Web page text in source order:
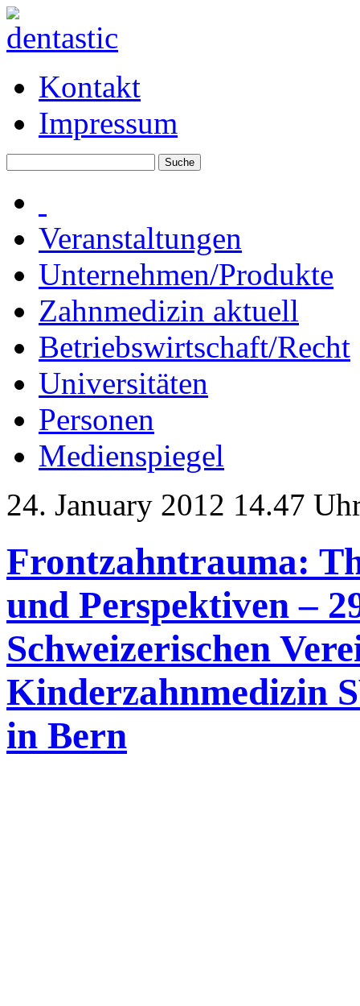
Kontakt
Impressum
Veranstaltungen
Unternehmen/Produkte
Zahnmedizin aktuell
Betriebswirtschaft/Recht
Universitäten
Personen
Medienspiegel
24. January 2012 14.47
Frontzahntrauma:
und Perspektiven –
Schweizerischen
Kinderzahnmedizin
in Bern